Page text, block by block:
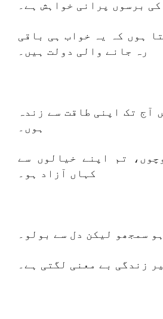
برسوں پرانی خواہش ہے۔
ہوں کہ یہ خواب ہی باقی
رہ جانے والی دولت ہیں۔
آج تک اپنی طاقت سے زندہ
ہوں۔
تم اپنے خیالوں سے
کہاں آزاد ہو۔
سمجھو لیکن دل سے بولو۔
زندگی بے معنی لگتی ہے۔